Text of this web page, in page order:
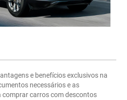
e benefícios exclusivos na
necessários e as
comprar carros com descontos